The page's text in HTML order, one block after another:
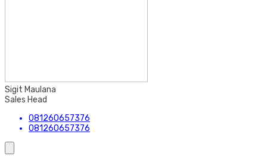
Sigit Maulana
Sales Head
081260657376
081260657376